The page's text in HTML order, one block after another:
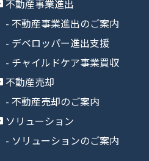
不動産事業進出
不動産事業進出のご案内
デベロッパー進出支援
チャイルドケア事業買収
不動産売却
不動産売却のご案内
ソリューション
ソリューションのご案内